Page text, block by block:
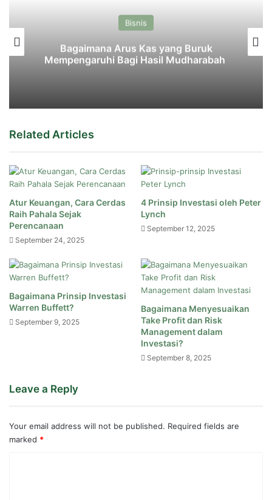
Bisnis
Bagaimana Arus Kas yang Buruk
Mempengaruhi Bagi Hasil Mudharabah
Related Articles
Atur Keuangan, Cara Cerdas
Raih Pahala Sejak
Perencanaan
September 24, 2025
4 Prinsip Investasi oleh Peter
Lynch
September 12, 2025
Bagaimana Prinsip Investasi
Warren Buffett?
September 9, 2025
Bagaimana Menyesuaikan
Take Profit dan Risk
Management dalam
Investasi?
September 8, 2025
Leave a Reply
Your email address will not be published. Required fields are
marked *